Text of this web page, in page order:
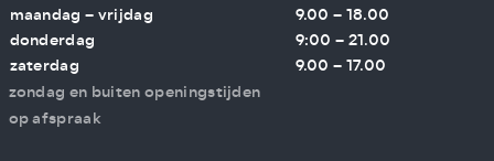
maandag – vrijdag
9.00 – 18.00
donderdag
9:00 – 21.00
zaterdag
9.00 – 17.00
zondag en buiten openingstijden
op afspraak